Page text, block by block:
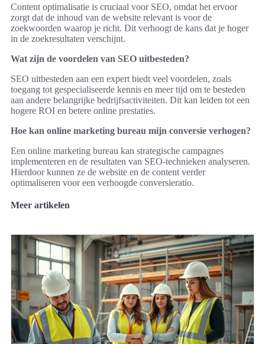
Content optimalisatie is cruciaal voor SEO, omdat het ervoor
zorgt dat de inhoud van de website relevant is voor de
zoekwoorden waarop je richt. Dit verhoogt de kans dat je hoger
in de zoekresultaten verschijnt.
Wat zijn de voordelen van SEO uitbesteden?
SEO uitbesteden aan een expert biedt veel voordelen, zoals
toegang tot gespecialiseerde kennis en meer tijd om te besteden
aan andere belangrijke bedrijfsactiviteiten. Dit kan leiden tot een
hogere ROI en betere online prestaties.
Hoe kan online marketing bureau mijn conversie verhogen?
Een online marketing bureau kan strategische campagnes
implementeren en de resultaten van SEO-technieken analyseren.
Hierdoor kunnen ze de website en de content verder
optimaliseren voor een verhoogde conversieratio.
Meer artikelen